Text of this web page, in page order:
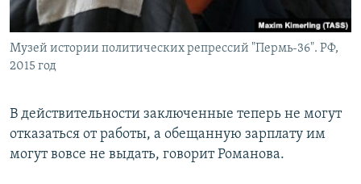
Музей истории политических репрессий "Пермь-36". РФ,
2015 год
В действительности заключенные теперь не могут
отказаться от работы, а обещанную зарплату им
могут вовсе не выдать, говорит Романова.